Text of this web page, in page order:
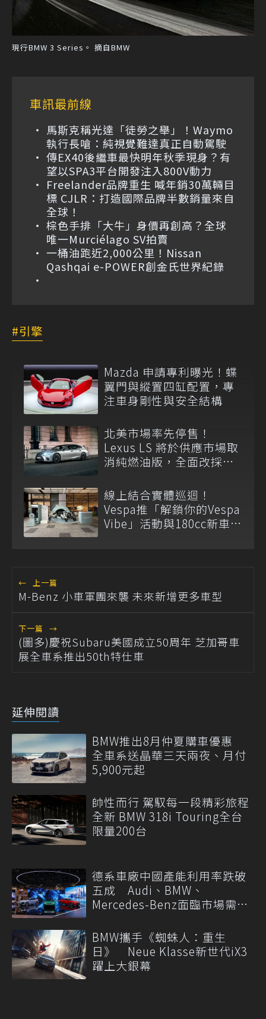
現行BMW 3 Series。 摘自BMW
車訊最前線
馬斯克稱光達「徒勞之舉」！Waymo
執行長嗆：純視覺難達真正自動駕駛
傳EX40後繼車最快明年秋季現身？有
望以SPA3平台開發注入800V動力
Freelander品牌重生 喊年銷30萬輛目
標 CJLR：打造國際品牌半數銷量來自
全球！
棕色手排「大牛」身價再創高？全球
唯一Murciélago SV拍賣
一桶油跑近2,000公里！Nissan
Qashqai e-POWER創金氏世界紀錄
引擎
Mazda 申請專利曝光！蝶
翼門與縱置四缸配置，專
注車身剛性與安全結構
北美市場率先停售！
Lexus LS 將於供應市場取
消純燃油版，全面改採單
線上結合實體巡迴！
Vespa推「解鎖你的Vespa
Vibe」活動與180cc新車全
← 上一篇
M-Benz 小車軍團來襲 未來新增更多車型
下一篇 →
(圖多)慶祝Subaru美國成立50周年 芝加哥車
展全車系推出50th特仕車
延伸閱讀
BMW推出8月仲夏購車優惠
全車系送晶華三天兩夜、月付
5,900元起
帥性而行 駕馭每一段精彩旅程
全新 BMW 318i Touring全台
限量200台
德系車廠中國產能利用率跌破
五成 Audi、BMW、
Mercedes-Benz面臨市場需求
BMW攜手《蜘蛛人：重生
日》 Neue Klasse新世代iX3
躍上大銀幕